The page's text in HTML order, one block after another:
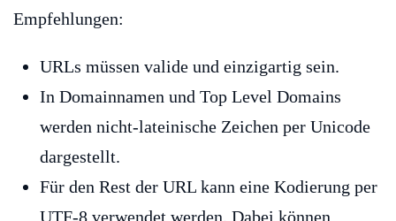
Empfehlungen:
URLs müssen valide und einzigartig sein.
In Domainnamen und Top Level Domains
werden nicht-lateinische Zeichen per Unicode
dargestellt.
Für den Rest der URL kann eine Kodierung per
UTF-8 verwendet werden. Dabei können